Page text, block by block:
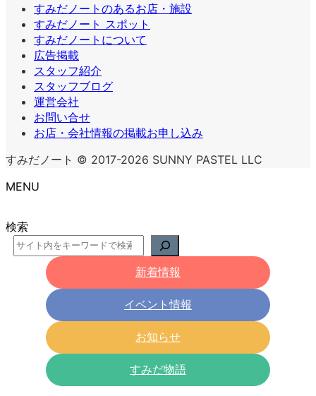
すみだノートのあるお店・施設
すみだノート スポット
すみだノートについて
広告掲載
スタッフ紹介
スタッフブログ
運営会社
お問い合せ
お店・会社情報の掲載お申し込み
すみだノート © 2017-2026 SUNNY PASTEL LLC
MENU
検索
新着情報
イベント情報
お知らせ
すみだ物語